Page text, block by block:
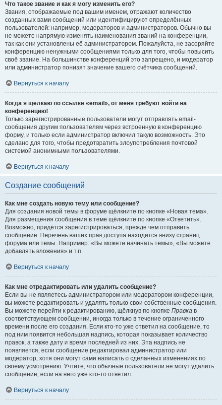
Что такое звание и как я могу изменить его?
Звания, отображаемые под вашим именем, отражают количество
созданных вами сообщений или идентифицируют определённых
пользователей: например, модераторов и администраторов. Обычно вы
не можете напрямую изменять наименования званий на конференции,
так как они установлены её администратором. Пожалуйста, не засоряйте
конференцию ненужными сообщениями только для того, чтобы повысить
своё звание. На большинстве конференций это запрещено, и модератор
или администратор понизят значение вашего счётчика сообщений.
Вернуться к началу
Когда я щёлкаю по ссылке «email», от меня требуют войти на
конференцию!
Только зарегистрированные пользователи могут отправлять email-
сообщения другим пользователям через встроенную в конференцию
форму, и только если администратор включил такую возможность. Это
сделано для того, чтобы предотвратить злоупотребления почтовой
системой анонимными пользователями.
Вернуться к началу
Создание сообщений
Как мне создать новую тему или сообщение?
Для создания новой темы в форуме щёлкните по кнопке «Новая тема».
Для размещения сообщения в теме щёлкните по кнопке «Ответить».
Возможно, придётся зарегистрироваться, прежде чем отправить
сообщение. Перечень ваших прав доступа находится внизу страниц
форума или темы. Например: «Вы можете начинать темы», «Вы можете
добавлять вложения» и т.п.
Вернуться к началу
Как мне отредактировать или удалить сообщение?
Если вы не являетесь администратором или модератором конференции,
вы можете редактировать и удалять только свои собственные сообщения.
Вы можете перейти к редактированию, щёлкнув по кнопке Правка в
соответствующем сообщении, иногда только в течение ограниченного
времени после его создания. Если кто-то уже ответил на сообщение, то
под ним появится небольшая надпись, которая показывает количество
правок, а также дату и время последней из них. Эта надпись не
появляется, если сообщение редактировал администратор или
модератор, хотя они могут сами написать о сделанных изменениях по
своему усмотрению. Учтите, что обычные пользователи не могут удалить
сообщение, если на него уже кто-то ответил.
Вернуться к началу